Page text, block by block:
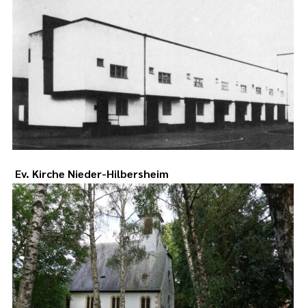
Ev. Kirche Nieder-Hilbersheim